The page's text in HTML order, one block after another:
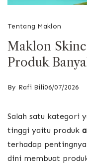
Tentang Maklon
Maklon
Produk
By Rafi Bili06/07/2026
Salah satu kategori
tinggi yaitu produk
terhadap
dini membuat